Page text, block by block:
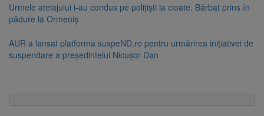
Urmele atelajului i-au condus pe polițiști la cioate. Bărbat prins în
pădure la Ormeniș
AUR a lansat platforma suspeND.ro pentru urmărirea inițiativei de
suspendare a președintelui Nicușor Dan